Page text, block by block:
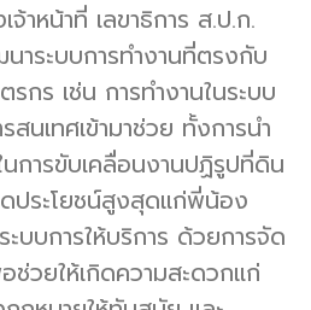
าหน้าที่ เลขาธิการ ส.ป.ก.
าระบบการทำงานที่ตรงกับ
กร เช่น การทำงานในระบบ
สนเทศเข้ามาช่วย ทั้งการนำ
การขับเคลื่อนงานปฏิรูปที่ดิน
ดประโยชน์สูงสุดแก่พี่น้อง
บการให้บริการ ด้วยการจัด
วยให้เกิดความสะดวกแก่